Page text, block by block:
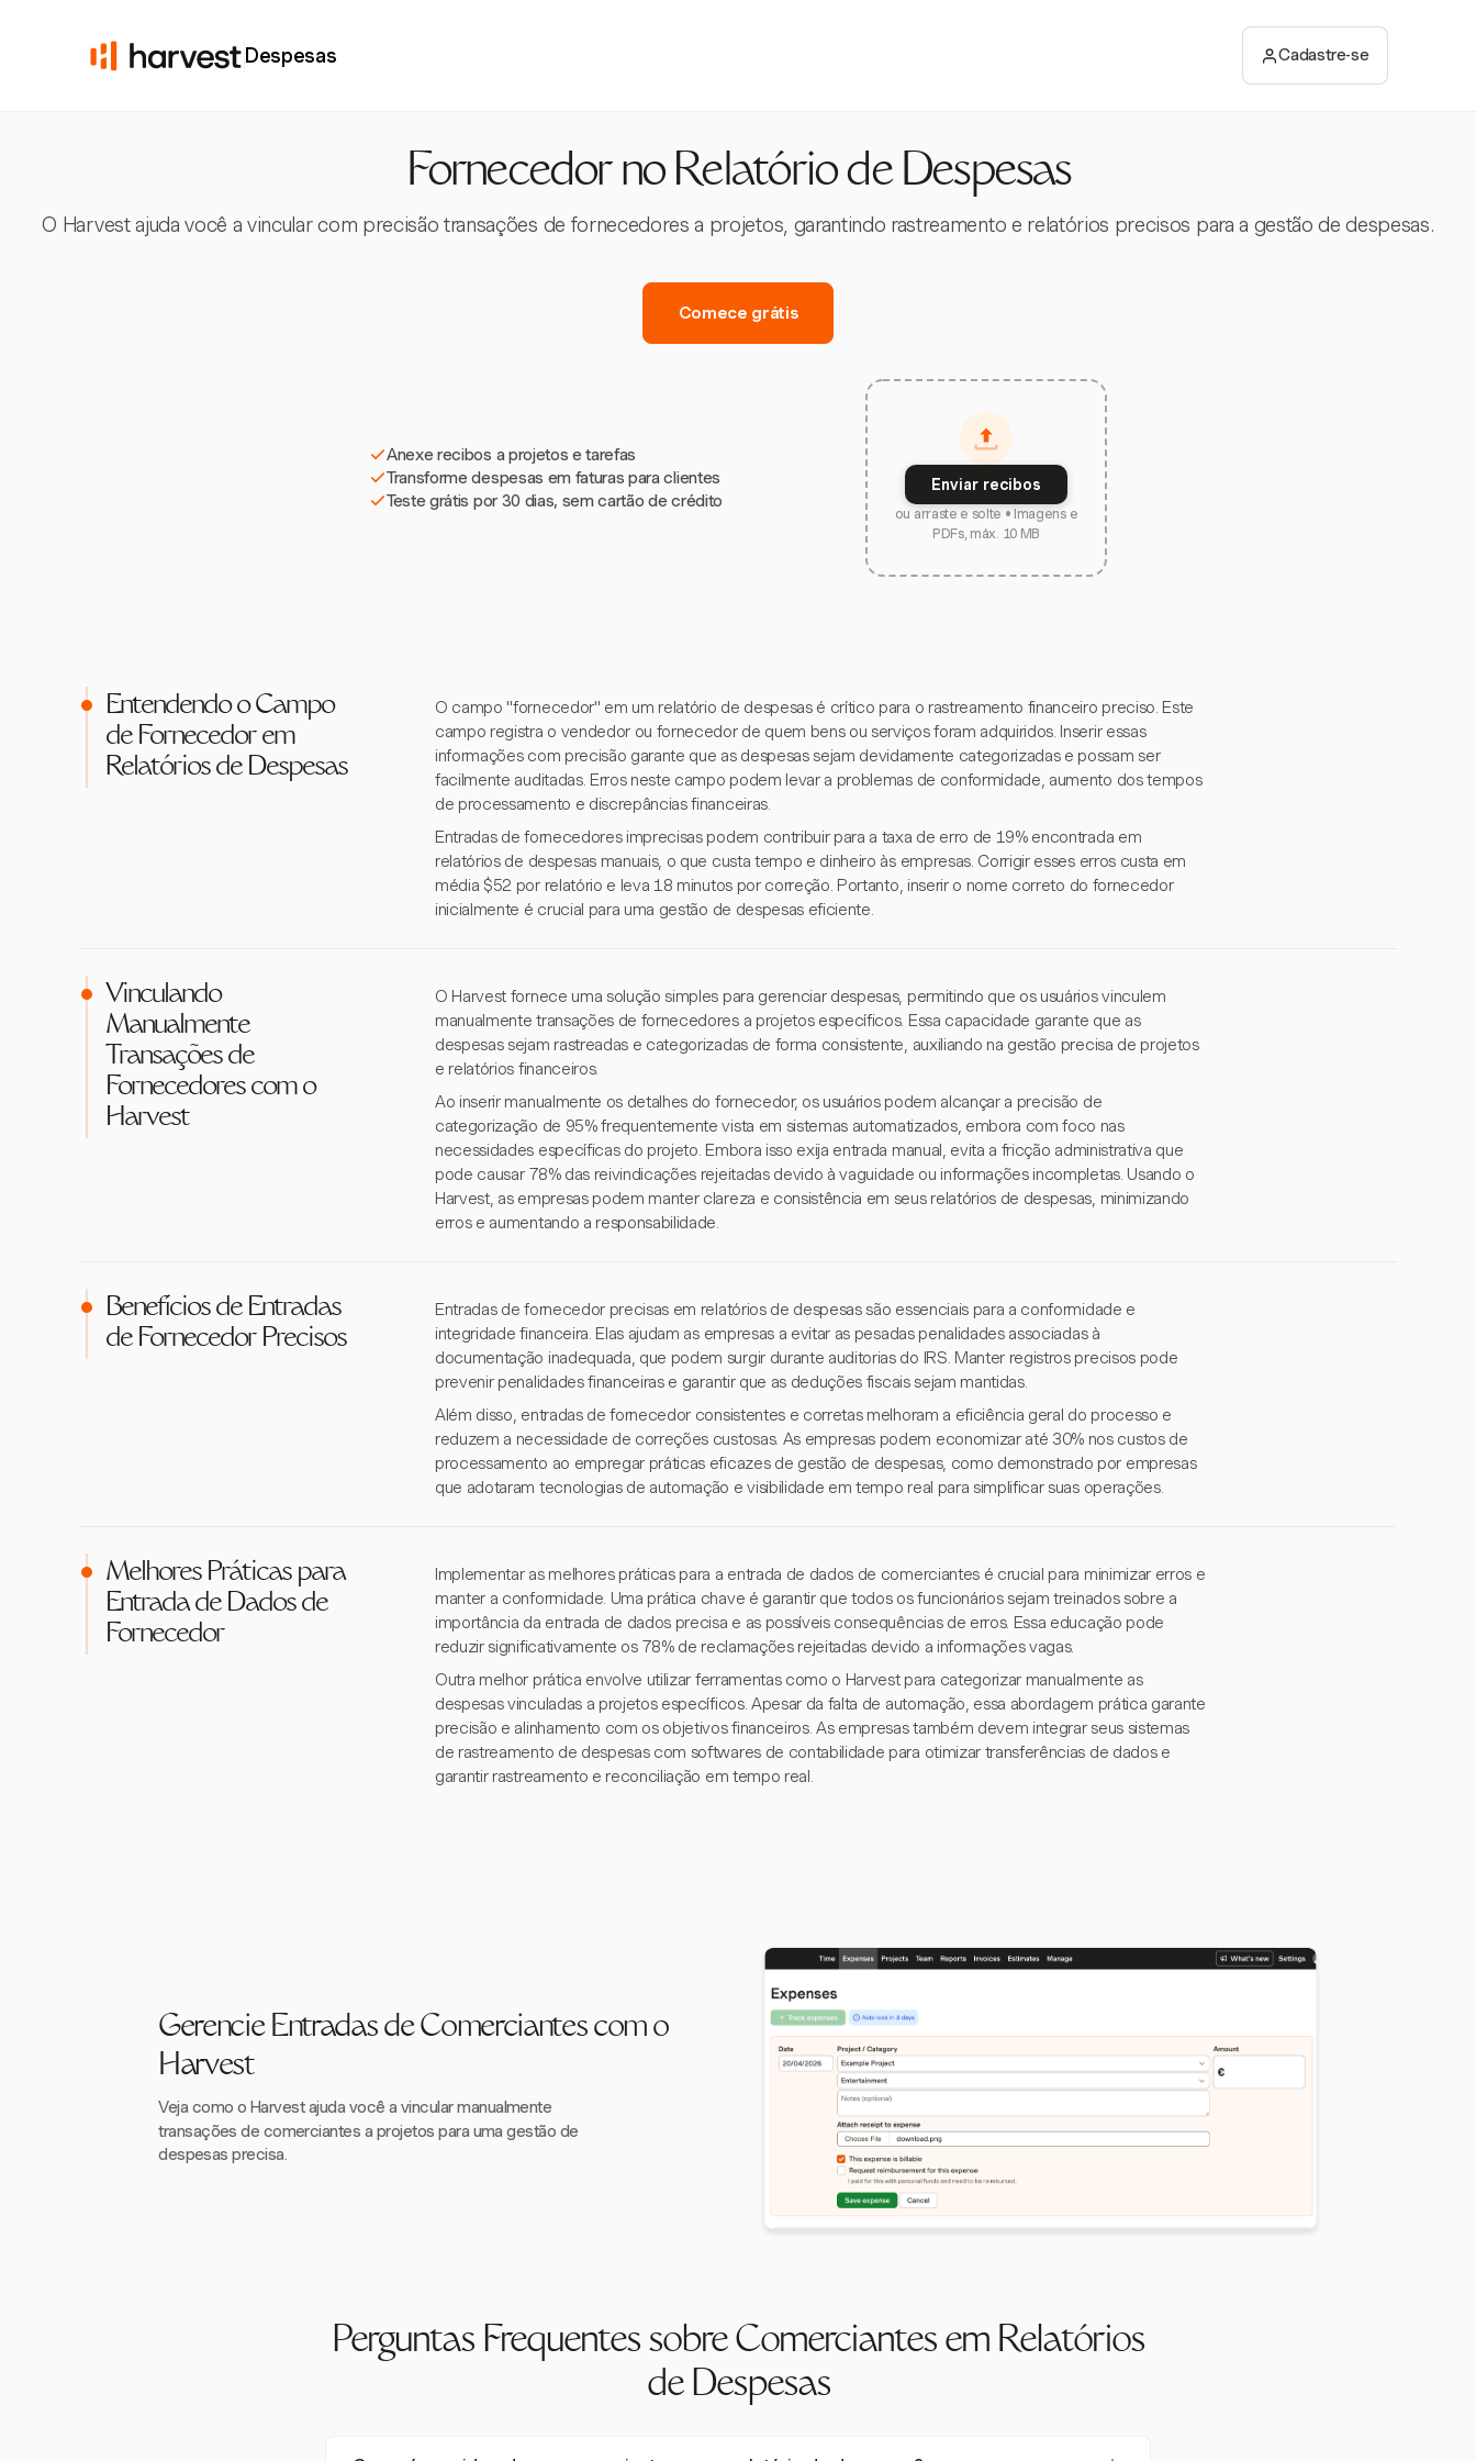
Despesas Cadastre-se
Fornecedor no Relatório de Despesas
O Harvest ajuda você a vincular com precisão transações de fornecedores a projetos, garantindo rastreamento e relatórios precisos para a gestão de despesas.
Comece grátis
Anexe recibos a projetos e tarefas
Transforme despesas em faturas para clientes
Teste grátis por 30 dias, sem cartão de crédito
Enviar recibos
ou arraste e solte • Imagens e
PDFs, máx. 10 MB
Entendendo o Campo
de Fornecedor em
Relatórios de Despesas
O campo "fornecedor" em um relatório de despesas é crítico para o rastreamento financeiro preciso. Este
campo registra o vendedor ou fornecedor de quem bens ou serviços foram adquiridos. Inserir essas
informações com precisão garante que as despesas sejam devidamente categorizadas e possam ser
facilmente auditadas. Erros neste campo podem levar a problemas de conformidade, aumento dos tempos
de processamento e discrepâncias financeiras.
Entradas de fornecedores imprecisas podem contribuir para a taxa de erro de 19% encontrada em
relatórios de despesas manuais, o que custa tempo e dinheiro às empresas. Corrigir esses erros custa em
média $52 por relatório e leva 18 minutos por correção. Portanto, inserir o nome correto do fornecedor
inicialmente é crucial para uma gestão de despesas eficiente.
Vinculando
Manualmente
Transações de
Fornecedores com o
Harvest
O Harvest fornece uma solução simples para gerenciar despesas, permitindo que os usuários vinculem
manualmente transações de fornecedores a projetos específicos. Essa capacidade garante que as
despesas sejam rastreadas e categorizadas de forma consistente, auxiliando na gestão precisa de projetos
e relatórios financeiros.
Ao inserir manualmente os detalhes do fornecedor, os usuários podem alcançar a precisão de
categorização de 95% frequentemente vista em sistemas automatizados, embora com foco nas
necessidades específicas do projeto. Embora isso exija entrada manual, evita a fricção administrativa que
pode causar 78% das reivindicações rejeitadas devido à vaguidade ou informações incompletas. Usando o
Harvest, as empresas podem manter clareza e consistência em seus relatórios de despesas, minimizando
erros e aumentando a responsabilidade.
Benefícios de Entradas
de Fornecedor Precisos
Entradas de fornecedor precisas em relatórios de despesas são essenciais para a conformidade e
integridade financeira. Elas ajudam as empresas a evitar as pesadas penalidades associadas à
documentação inadequada, que podem surgir durante auditorias do IRS. Manter registros precisos pode
prevenir penalidades financeiras e garantir que as deduções fiscais sejam mantidas.
Além disso, entradas de fornecedor consistentes e corretas melhoram a eficiência geral do processo e
reduzem a necessidade de correções custosas. As empresas podem economizar até 30% nos custos de
processamento ao empregar práticas eficazes de gestão de despesas, como demonstrado por empresas
que adotaram tecnologias de automação e visibilidade em tempo real para simplificar suas operações.
Melhores Práticas para
Entrada de Dados de
Fornecedor
Implementar as melhores práticas para a entrada de dados de comerciantes é crucial para minimizar erros e
manter a conformidade. Uma prática chave é garantir que todos os funcionários sejam treinados sobre a
importância da entrada de dados precisa e as possíveis consequências de erros. Essa educação pode
reduzir significativamente os 78% de reclamações rejeitadas devido a informações vagas.
Outra melhor prática envolve utilizar ferramentas como o Harvest para categorizar manualmente as
despesas vinculadas a projetos específicos. Apesar da falta de automação, essa abordagem prática garante
precisão e alinhamento com os objetivos financeiros. As empresas também devem integrar seus sistemas
de rastreamento de despesas com softwares de contabilidade para otimizar transferências de dados e
garantir rastreamento e reconciliação em tempo real.
Gerencie Entradas de Comerciantes com o
Harvest
Veja como o Harvest ajuda você a vincular manualmente
transações de comerciantes a projetos para uma gestão de
despesas precisa.
Perguntas Frequentes sobre Comerciantes em Relatórios
de Despesas